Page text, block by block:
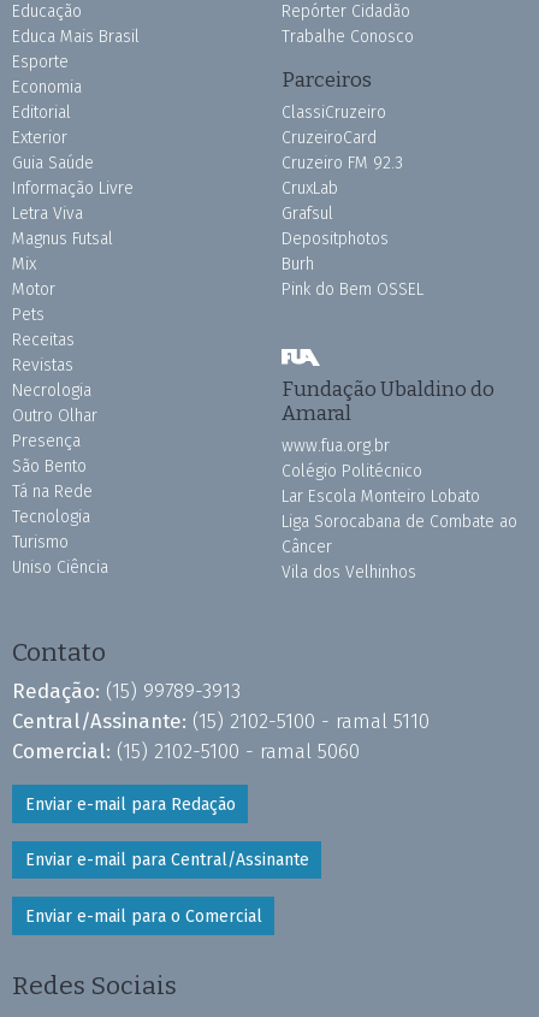
Educação
Educa Mais Brasil
Esporte
Economia
Editorial
Exterior
Guia Saúde
Informação Livre
Letra Viva
Magnus Futsal
Mix
Motor
Pets
Receitas
Revistas
Necrologia
Outro Olhar
Presença
São Bento
Tá na Rede
Tecnologia
Turismo
Uniso Ciência
Repórter Cidadão
Trabalhe Conosco
Parceiros
ClassiCruzeiro
CruzeiroCard
Cruzeiro FM 92.3
CruxLab
Grafsul
Depositphotos
Burh
Pink do Bem OSSEL
Fundação Ubaldino do
Amaral
www.fua.org.br
Colégio Politécnico
Lar Escola Monteiro Lobato
Liga Sorocabana de Combate ao
Câncer
Vila dos Velhinhos
Contato
Redação: (15) 99789-3913
Central/Assinante: (15) 2102-5100 - ramal 5110
Comercial: (15) 2102-5100 - ramal 5060
Enviar e-mail para Redação
Enviar e-mail para Central/Assinante
Enviar e-mail para o Comercial
Redes Sociais